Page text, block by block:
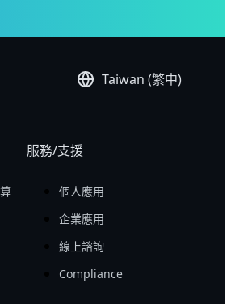
Taiwan (繁中)
服務/支援
個人應用
企業應用
線上諮詢
Compliance